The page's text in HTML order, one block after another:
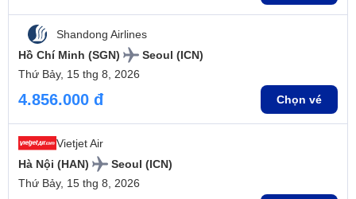
Shandong Airlines
Hồ Chí Minh (SGN)
Seoul (ICN)
Thứ Bảy, 15 thg 8, 2026
4.856.000 đ Chọn vé
Vietjet Air
Hà Nội (HAN)
Seoul (ICN)
Thứ Bảy, 15 thg 8, 2026